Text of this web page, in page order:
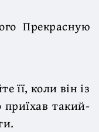
Прекрасную
її, коли він із
приїхав такий-